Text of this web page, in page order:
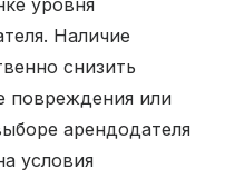
уровня
Наличие
снизить
повреждения или
арендодателя
условия